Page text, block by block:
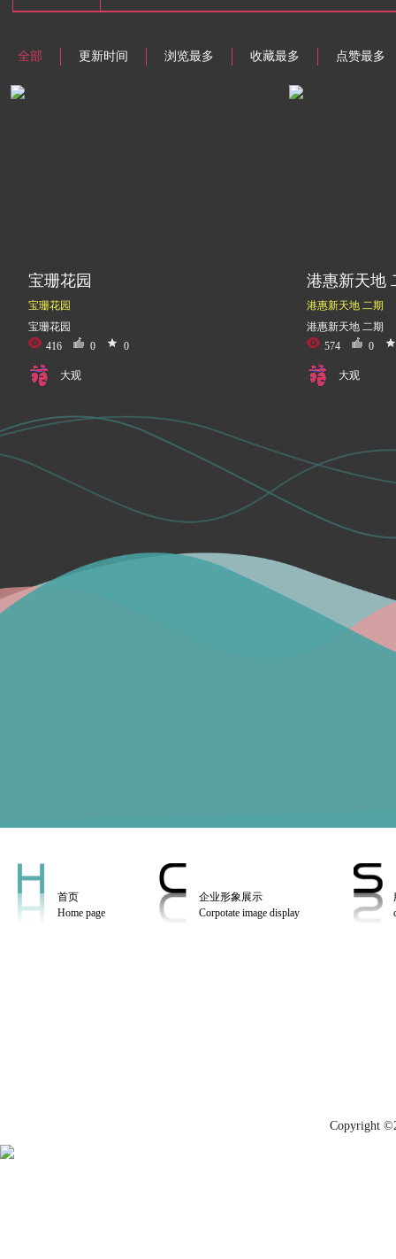
全部 更新时间 浏览最多 收藏最多 点赞最多
宝珊花园
宝珊花园
宝珊花园
416
0 0
大观
港惠新天地
港惠新天地 二期
港惠新天地 二期
574
0
大观
首页
Home page
企业形象展示
Corpotate image display
Copyright